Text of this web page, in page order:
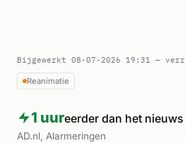
Bijgewerkt 08-07-2026 19:31 —
Reanimatie
1 uureerder dan het nieuws
AD.nl, Alarmeringen